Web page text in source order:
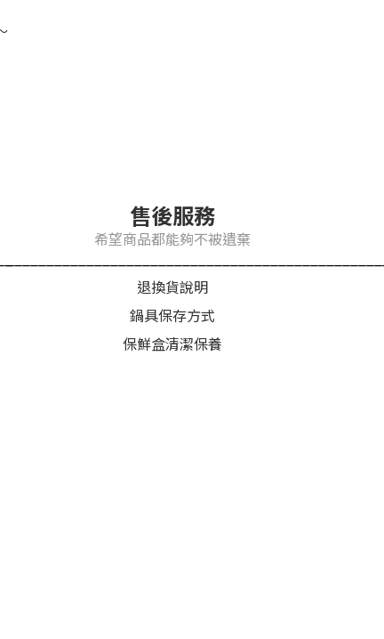
售後服務
希望商品都能夠不被遺棄
退換貨說明
鍋具保存方式
保鮮盒清潔保養